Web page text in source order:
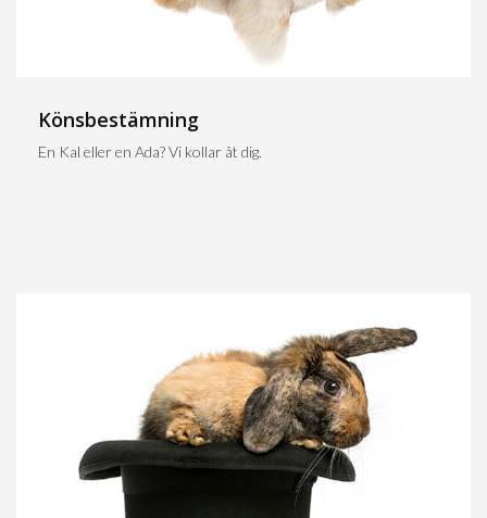
Könsbestämning
En Kal eller en Ada? Vi kollar åt dig.